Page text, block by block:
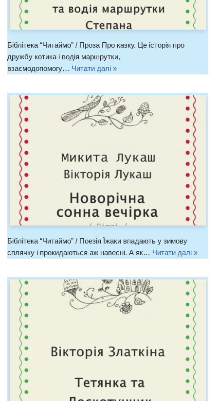
Біблітека “Читаймо” / Проза Про казку. Це історія про
дружбу котика і водія маршрутки,
взаємодопомогу… Читати далі »
Біблітека “Читаймо” / Поезія Їжаки впадають у зимову
сплячку і прокидаються аж навесні. А як… Читати далі »